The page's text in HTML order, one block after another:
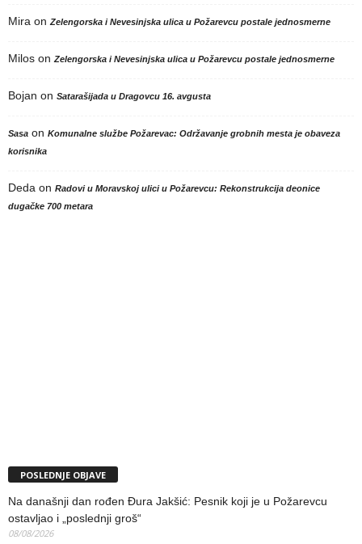
Mira on Zelengorska i Nevesinjska ulica u Požarevcu postale jednosmerne
Milos on Zelengorska i Nevesinjska ulica u Požarevcu postale jednosmerne
Bojan on Satarašijada u Dragovcu 16. avgusta
Sasa on Komunalne službe Požarevac: Održavanje grobnih mesta je obaveza
korisnika
Deda on Radovi u Moravskoj ulici u Požarevcu: Rekonstrukcija deonice
dugačke 700 metara
POSLEDNJE OBJAVE
Na današnji dan rođen Đura Jakšić: Pesnik koji je u Požarevcu
ostavljao i „poslednji groš“
08/08/2026